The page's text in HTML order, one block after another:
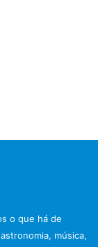
o que há de
música,